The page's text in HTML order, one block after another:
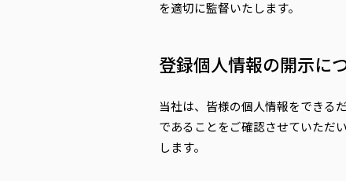
を適切に監督いたします。
登録個人情報の開示に
当社は、皆様の個人情報をできる
であることをご確認させていただ
します。